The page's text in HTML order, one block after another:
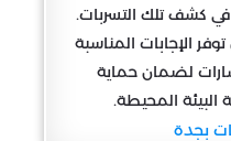
كشف تلك التسربات.
الإجابات المناسبة
لضمان حماية
البيئة المحيطة.
بجدة